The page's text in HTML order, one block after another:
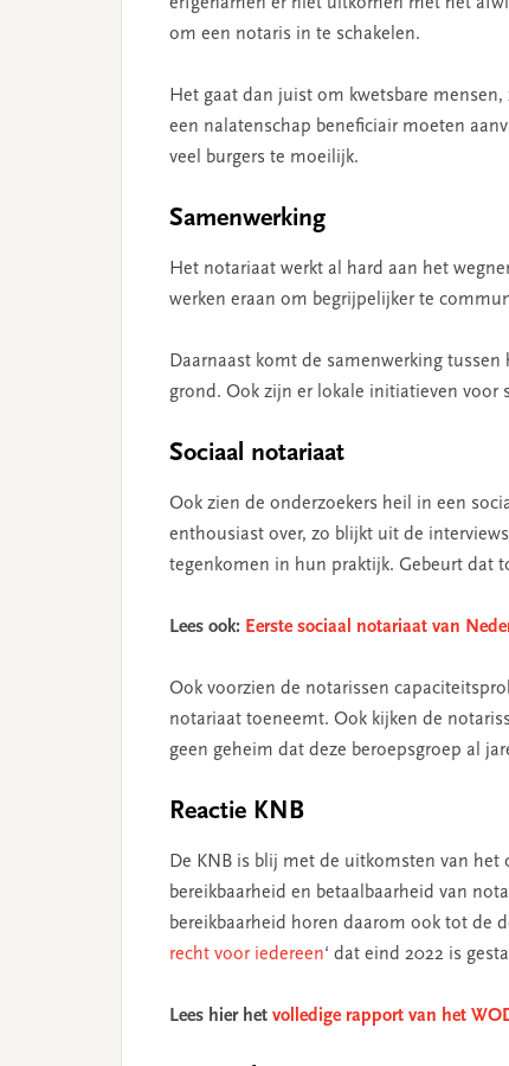
erfgenamen er niet uitkomen met het
om een notaris in te schakelen.
Het gaat dan juist om kwetsbare
een nalatenschap beneficiair moeten
veel burgers te moeilijk.
Samenwerking
Het notariaat werkt al hard aan het
werken eraan om begrijpelijker te
Daarnaast komt de samenwerking
grond. Ook zijn er lokale initiatieven voor
Sociaal notariaat
Ook zien de onderzoekers heil in een
enthousiast over, zo blijkt uit de
tegenkomen in hun praktijk. Gebeurt dat
Lees ook: Eerste sociaal notariaat van
Ook voorzien de notarissen
notariaat toeneemt. Ook kijken de
geen geheim dat deze beroepsgroep al
Reactie KNB
De KNB is blij met de uitkomsten van
bereikbaarheid en betaalbaarheid van
bereikbaarheid horen daarom ook tot de
recht voor iedereen‘ dat eind 2022 is
Lees hier het volledige rapport van het